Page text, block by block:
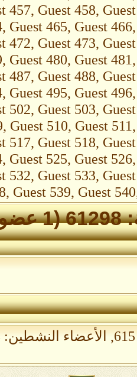
457, Guest 458,
Guest 465, Guest
472, Guest 473,
Guest 480, Guest
487, Guest 488,
Guest 495, Guest
502, Guest 503,
Guest 510, Guest
517, Guest 518,
Guest 525, Guest
532, Guest 533,
Guest 539, Guest
الأعضاء النشطين: 8